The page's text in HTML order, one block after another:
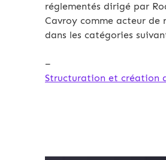
réglementés dirigé par
Cavroy comme acteur de
dans les catégories
–
Structuration et création